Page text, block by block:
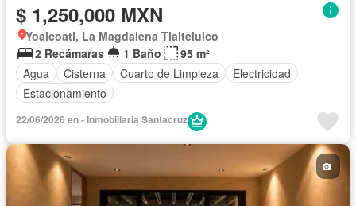
$ 1,250,000 MXN
Yoalcoatl, La Magdalena Tlaltelulco
2 Recámaras
1 Baño
95 m²
Agua
Cisterna Cuarto de Limpieza
Electricidad
Estacionamiento
22/06/2026 en - Inmobiliaria Santacruz